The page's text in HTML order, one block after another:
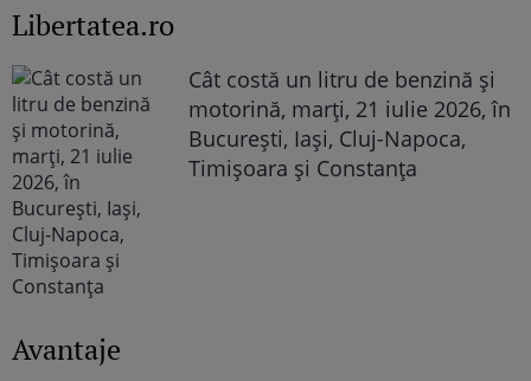
Libertatea.ro
Cât costă un litru de benzină și
motorină, marți, 21 iulie 2026, în
București, Iași, Cluj-Napoca,
Timișoara și Constanța
Avantaje